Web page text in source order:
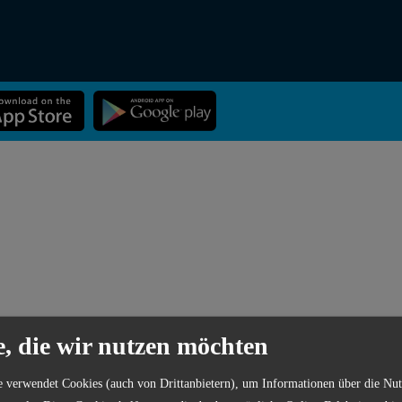
inist die interaktive Gewässerkarte für dich und dein Lieblings-
die wir nutzen möchten
verwendet Cookies (auch von Drittanbietern), um Informationen über die